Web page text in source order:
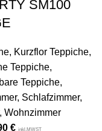
SM100
, Kurzflor Teppiche,
Teppiche,
Teppiche,
, Schlafzimmer,
, Wohnzimmer
€ inkl.MWST